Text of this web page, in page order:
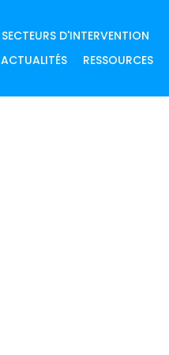
SECTEURS D'INTERVENTION
ACTUALITÉS
RESSOURCES